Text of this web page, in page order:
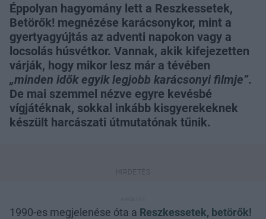
Éppolyan hagyomány lett a Reszkessetek,
Betörők! megnézése karácsonykor, mint a
gyertyagyújtás az adventi napokon vagy a
locsolás húsvétkor. Vannak, akik kifejezetten
várják, hogy mikor lesz már a tévében
„minden idők egyik legjobb karácsonyi filmje”.
De mai szemmel nézve egyre kevésbé
vígjátéknak, sokkal inkább kisgyerekeknek
készült harcászati útmutatónak tűnik.
1990-es megjelenése óta a Reszkessetek, betörők!